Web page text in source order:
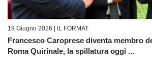
19 Giugno 2026 | IL FORMAT
Francesco Caroprese diventa membro
Roma Quirinale, la spillatura oggi ...